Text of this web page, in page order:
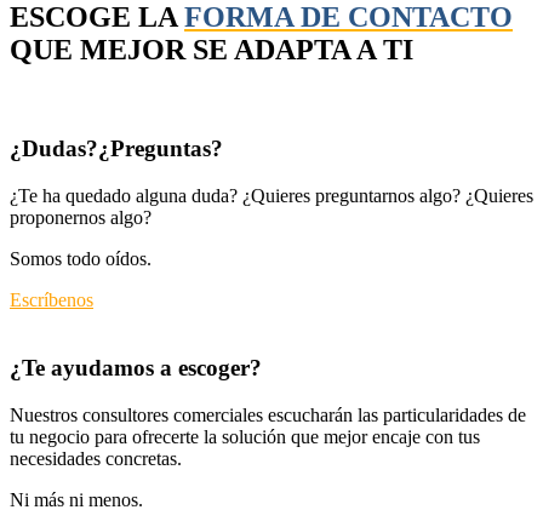
ESCOGE LAFORMA DE CONTACTO
QUE MEJOR SE ADAPTA A TI
¿Dudas?¿Preguntas?
¿Te ha quedado alguna duda? ¿Quieres preguntarnos algo? ¿Quieres
proponernos algo?
Somos todo oídos.
Escríbenos
¿Te ayudamos a escoger?
Nuestros consultores comerciales escucharán las particularidades de
tu negocio para ofrecerte la solución que mejor encaje con tus
necesidades concretas.
Ni más ni menos.